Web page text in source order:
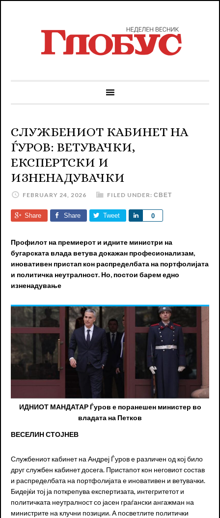
СЛУЖБЕНИОТ КАБИНЕТ НА
ЃУРОВ: ВЕТУВАЧКИ,
ЕКСПЕРТСКИ И
ИЗНЕНАДУВАЧКИ
FEBRUARY 24, 2026 FILED UNDER: СВЕТ
Share Share Tweet 0
Share
Профилот на премиерот и идните министри на
бугарската влада ветува докажан професионализам,
иновативен пристап кон распределбата на портфолијата
и политичка неутралност. Но, постои барем едно
изненадување
ИДНИОТ МАНДАТАР Ѓуров е поранешен министер во
владата на Петков
ВЕСЕЛИН СТОЈНЕВ
Службениот кабинет на Андреј Ѓуров е различен од кој било
друг службен кабинет досега. Пристапот кон неговиот состав
и распределбата на портфолијата е иновативен и ветувачки.
Бидејќи тој ја поткрепува експертизата, интегритетот и
политичката неутралност со јасен граѓански ангажман на
министрите на клучни позиции. А посветлите политички